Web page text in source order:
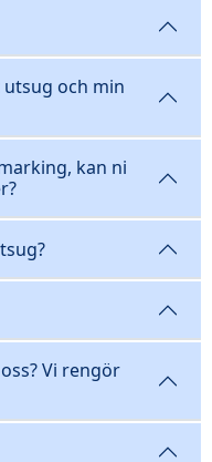
och min
kan ni
Vi rengör